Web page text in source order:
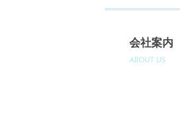
会社案内
ABOUT US